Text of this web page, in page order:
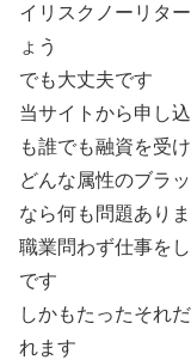
イリスクノーリタ
ょう
でも大丈夫です
当サイトから申し
も誰でも融資を受
どんな属性のブラ
なら何も問題あり
職業問わず仕事を
です
しかもたったそれ
れます